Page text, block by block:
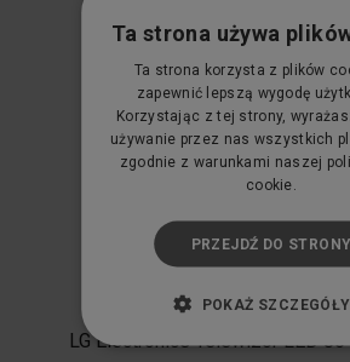
LG Electronics Telewizor LED
Ta strona używa
Ta strona korzysta z plików
zapewnić lepszą wygodę
Korzystając z tej strony,
używanie przez nas wszystkich
zgodnie z warunkami naszej
cookie.
PRZEJDŹ DO STRONY
POKAŻ SZCZEGÓŁY